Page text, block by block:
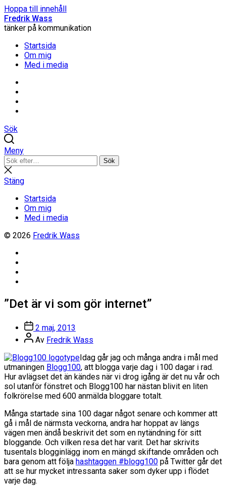
Hoppa till innehåll
Fredrik Wass
tänker på kommunikation
Startsida
Om mig
Med i media
Sök
Meny
Sök
efter:
Sök
Stäng
sökning
Stäng
Startsida
Om mig
Med i media
© 2026 Fredrik Wass
”Det är vi som gör internet”
Inläggsdatum
2 maj, 2013
Inläggsförfattare
Av Fredrik Wass
Idag går jag och många andra i mål med
utmaningen Blogg100, att blogga varje dag i 100 dagar i rad.
Hur avlägset det än kändes när vi drog igång är det nu vår och
sol utanför fönstret och Blogg100 har nästan blivit en liten
folkrörelse med 600 anmälda bloggare totalt.
Många startade sina 100 dagar något senare och kommer att
gå i mål de närmsta veckorna, andra har hoppat av längs
vägen men ändå beskrivit det som en nytändning för sitt
bloggande. Och vilken resa det har varit. Det har skrivits
tusentals blogginlägg inom en mängd skiftande områden och
bara genom att följa hashtaggen #blogg100 på Twitter går det
att se hur mycket intressanta saker som dyker upp i flödet
varje dag.